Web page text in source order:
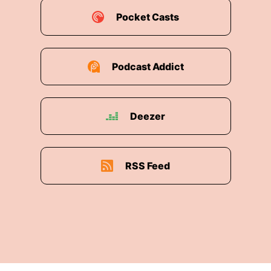
Heimat, Liebesbeziehungen, bin ich irgendwann
halt auch an einen Punkt gekommen, wo ich
nicht gab für mich damals.
00:03:37: Janna Und rückblickend war das so
was wie ein Trauerritual.
00:03:41: Janna Also einfach, wo man
gemeinschaftlich über all das trauert, was man
auch in seinem Leben so an Verlusten hinter sich
unmittelbaren Zusammenhang mit einem Projekt
Pocket Casts
Podcast Addict
Deezer
RSS Feed